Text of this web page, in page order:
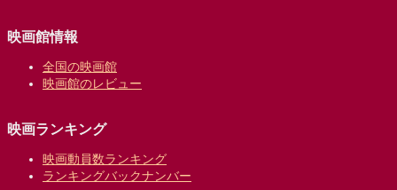
映画館情報
全国の映画館
映画館のレビュー
映画ランキング
映画動員数ランキング
ランキングバックナンバー